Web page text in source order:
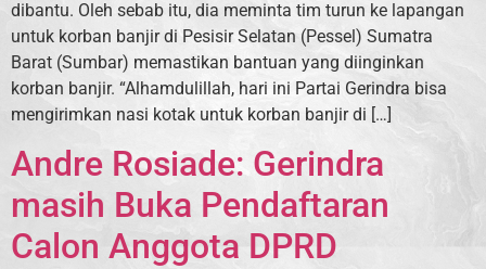
dibantu. Oleh sebab itu, dia meminta tim turun ke lapangan
untuk korban banjir di Pesisir Selatan (Pessel) Sumatra
Barat (Sumbar) memastikan bantuan yang diinginkan
korban banjir. “Alhamdulillah, hari ini Partai Gerindra bisa
mengirimkan nasi kotak untuk korban banjir di […]
Andre Rosiade: Gerindra
masih Buka Pendaftaran
Calon Anggota DPRD